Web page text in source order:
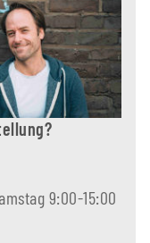
9:00-15:00